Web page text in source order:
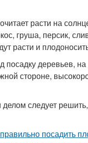
расти на
груша, персик,
расти и
посадку деревьев,
стороне,
следует